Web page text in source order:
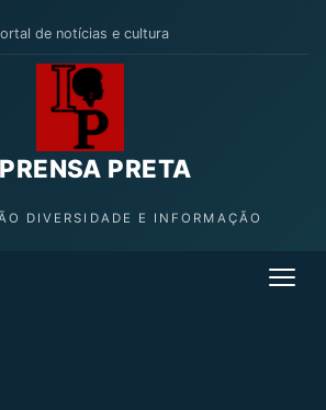
de notícias e cultura
PRETA
DIVERSIDADE E INFORMAÇÃO